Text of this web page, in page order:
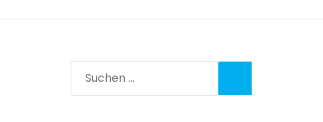
Suchen
nach: